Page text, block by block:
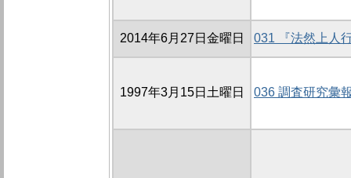
2014年6月27日金曜日 031 『法然上人
1997年3月15日土曜日 036 調査研究彙